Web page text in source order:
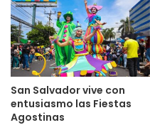
San Salvador vive con
entusiasmo las Fiestas
Agostinas